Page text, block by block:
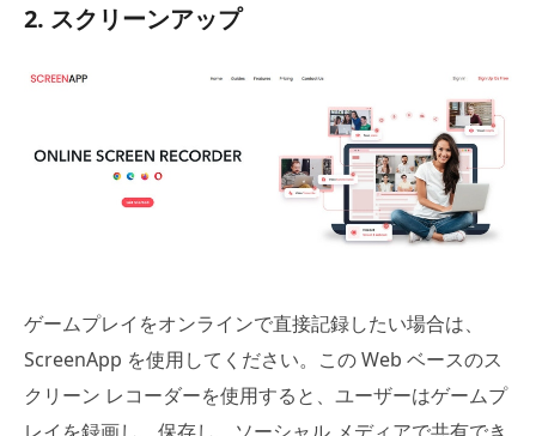
2. スクリーンアップ
ゲームプレイをオンラインで直接記録したい場合は、
ScreenApp を使用してください。この Web ベースのス
クリーン レコーダーを使用すると、ユーザーはゲームプ